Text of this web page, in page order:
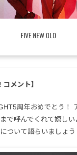
FIVE NEW OLD
メント】
周年おめでとう！
で呼んでくれて嬉し
ついて語らいましょう